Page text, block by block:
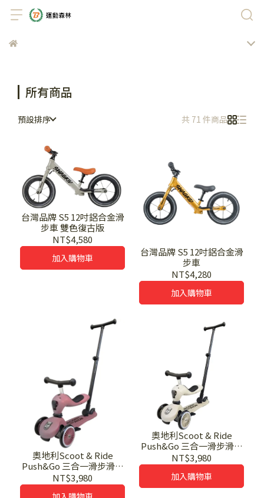
所有商品
預設排序 共 71 件商品
台灣品牌 S5 12吋鋁合金滑
步車 雙色復古版
NT$4,580
加入購物車
台灣品牌 S5 12吋鋁合金滑
步車
NT$4,280
加入購物車
奧地利Scoot & Ride
Push&Go 三合一滑步滑板
車-莓果
NT$3,980
奧地利Scoot & Ride
Push&Go 三合一滑步滑板
車-象牙米
NT$3,980
加入購物車